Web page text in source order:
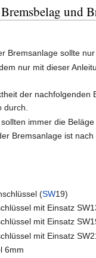
und
Bremsanlage sollte
nur mit dieser
der nachfolgenden
durch.
immer die
Bremsanlage ist nach
(SW19)
mit Einsatz
mit Einsatz
mit Einsatz
6mm